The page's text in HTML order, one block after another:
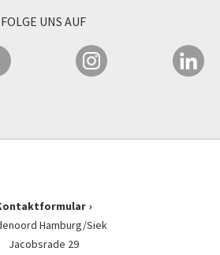
FOLGE UNS AUF
Hamburg/Siek
Jacobsrade 29